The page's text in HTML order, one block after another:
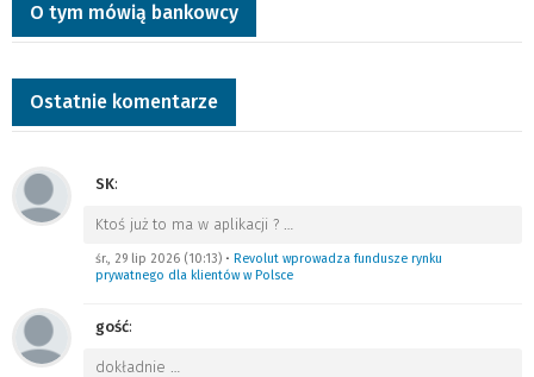
O tym mówią bankowcy
Ostatnie komentarze
SK:
Ktoś już to ma w aplikacji ? …
śr., 29 lip 2026 (10:13) • Revolut wprowadza fundusze rynku
prywatnego dla klientów w Polsce
gość:
dokładnie …